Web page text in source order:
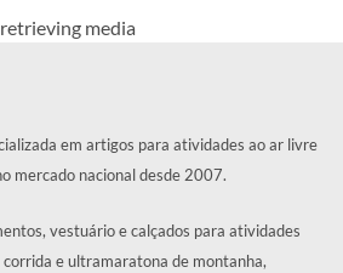
media
em artigos para atividades ao ar livre
mercado nacional desde 2007.
vestuário e calçados para atividades
corrida e ultramaratona de montanha,